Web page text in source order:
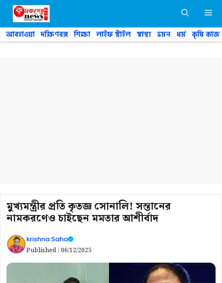
Skip
content
আবহাওয়া দক্ষিণবঙ্গ শিক্ষা লাইফ স্টাইল স্বাস্থ্য ভ্রমন ধর্ম কৃষি কাজ
মুখ্যমন্ত্রীর প্রতি কৃতজ্ঞ সোনালি! সন্তানের
নামকরণেও চাইছেন মমতার আশীর্বাদ
krishna Saha
Published : 06/12/2025